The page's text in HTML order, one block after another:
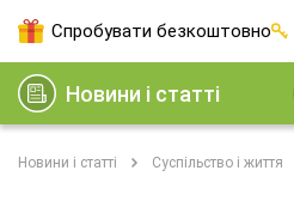
Спробувати безкоштовно
Новини і статті
Новини і статті Суспільство і життя